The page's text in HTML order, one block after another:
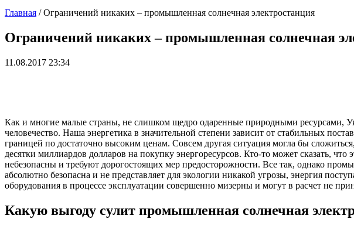
Главная / Ограничений никаких – промышленная солнечная электростанция
Ограничений никаких – промышленная солнечная
11.08.2017 23:34
Как и многие малые страны, не слишком щедро одаренные природными ресурсами,
человечество. Наша энергетика в значительной степени зависит от стабильных
границей по достаточно высоким ценам. Совсем другая ситуация могла бы
десятки миллиардов долларов на покупку энергоресурсов. Кто-то может сказать,
небезопасны и требуют дорогостоящих мер предосторожности. Все так, однако
абсолютно безопасна и не представляет для экологии никакой угрозы, энергия
оборудования в процессе эксплуатации совершенно мизерны и могут в расчет не
Какую выгоду сулит промышленная солнечная